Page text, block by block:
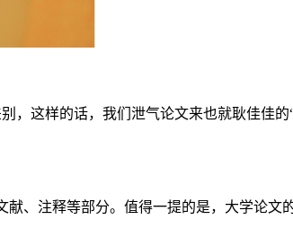
，这样的话，我们泄气论文来也就耿佳佳
、注释等部分。值得一提的是，大学论